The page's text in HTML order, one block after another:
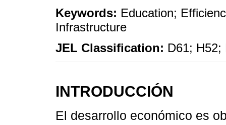
Keywords: Education;
Infrastructure
JEL Classification: D61; H52;
INTRODUCCIÓN
El desarrollo económico es